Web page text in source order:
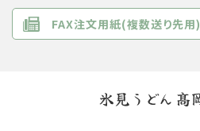
FAX注文用紙(複数送り先用)